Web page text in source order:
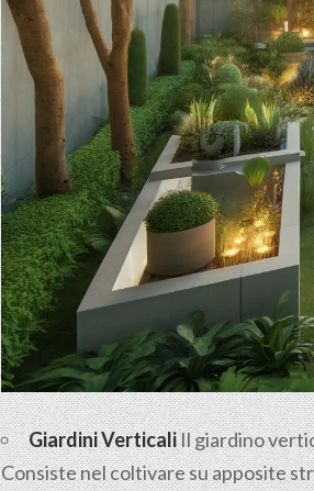
Giardini VerticaliIl giardino
Consiste nel coltivare su apposite